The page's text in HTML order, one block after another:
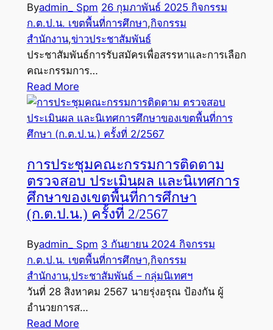
Byadmin_ Spm 26 กุมภาพันธ์ 2025 กิจกรรม
ก.ต.ป.น. เขตพื้นที่การศึกษา,กิจกรรม
สำนักงาน,ข่าวประชาสัมพันธ์
ประชาสัมพันธ์การรับสมัครเพื่อสรรหาและการเลือก
คณะกรรมการ…
Read More
การประชุมคณะกรรมการติดตาม
ตรวจสอบ ประเมินผล และนิเทศการ
ศึกษาของเขตพื้นที่การศึกษา
(ก.ต.ป.น.) ครั้งที่ 2/2567
Byadmin_ Spm 3 กันยายน 2024 กิจกรรม
ก.ต.ป.น. เขตพื้นที่การศึกษา,กิจกรรม
สำนักงาน,ประชาสัมพันธ์ – กลุ่มนิเทศฯ
วันที่ 28 สิงหาคม 2567 นายรุ่งอรุณ ป้องกัน ผู้
อำนวยการส…
Read More